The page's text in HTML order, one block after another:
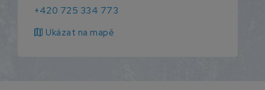
+420 725 334 773
map Ukázat na mapě